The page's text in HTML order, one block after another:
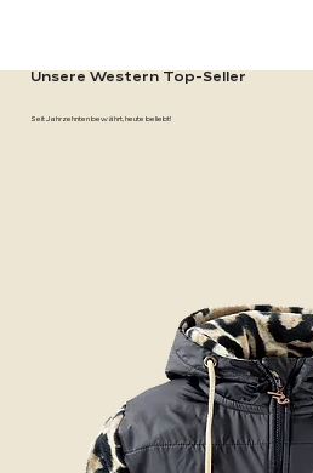
Unsere Western Top-Seller
Seit Jahrzehnten bewährt, heute beliebt!